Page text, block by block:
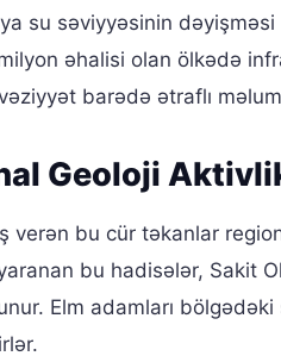
su səviyyəsinin dəyişməsi
əhalisi olan ölkədə
barədə ətraflı
Geoloji
verən bu cür təkanlar
bu hadisələr, Sakit
Elm adamları